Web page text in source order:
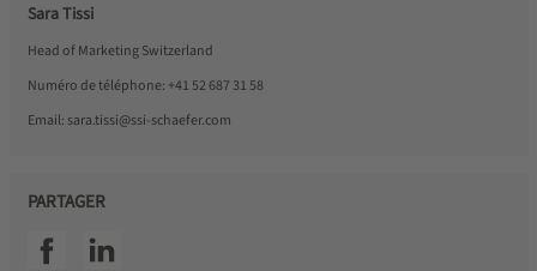
Sara Tissi
Head of Marketing Switzerland
Numéro de téléphone: +41 52 687 31 58
Email: sara.tissi@ssi-schaefer.com
PARTAGER
SSI facebookSSI linkedin